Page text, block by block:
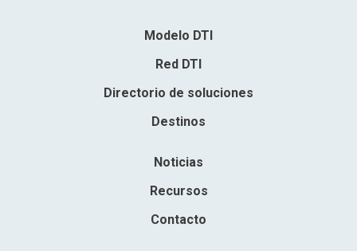
Modelo DTI
Red DTI
Directorio de soluciones
Destinos
Noticias
Recursos
Contacto